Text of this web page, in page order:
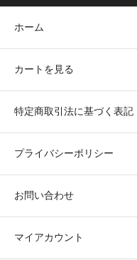
ホーム
カートを見る
特定商取引法に基づく表記
プライバシーポリシー
お問い合わせ
マイアカウント